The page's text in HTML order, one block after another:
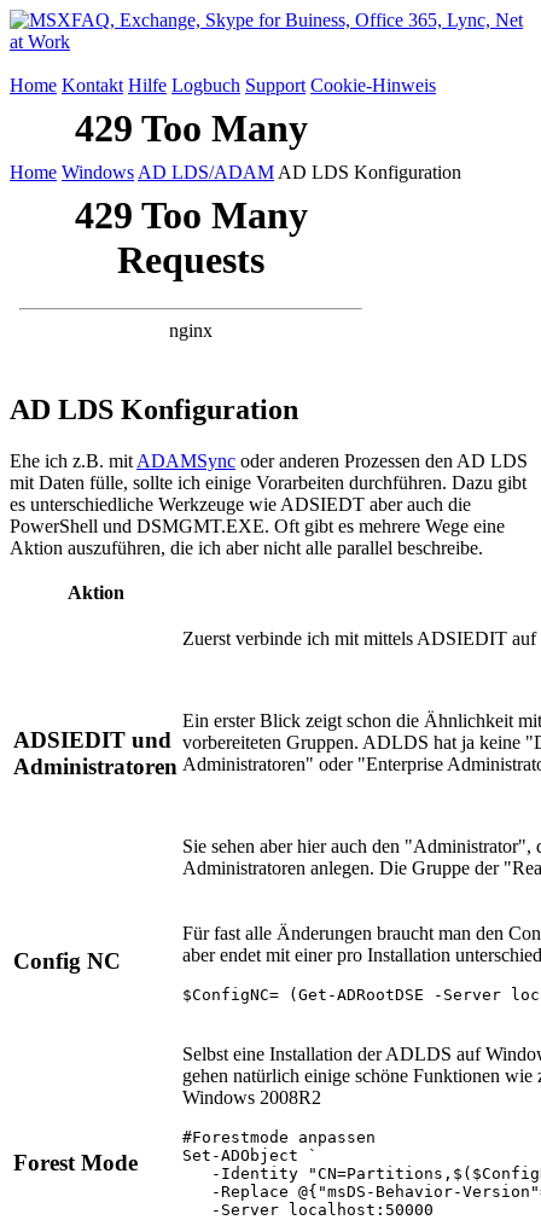
Home Kontakt Hilfe Logbuch Support Cookie-Hinweis
Home Windows AD LDS/ADAM AD LDS Konfiguration
AD LDS Konfiguration
Ehe ich z.B. mit ADAMSync oder anderen Prozessen den AD LDS
mit Daten fülle, sollte ich einige Vorarbeiten durchführen. Dazu gibt
es unterschiedliche Werkzeuge wie ADSIEDT aber auch die
PowerShell und DSMGMT.EXE. Oft gibt es mehrere Wege eine
Aktion auszuführen, die ich aber nicht alle parallel beschreibe.
Aktion
ADSIEDIT und
Administratoren
Zuerst verbinde ich mit mittels ADSIEDIT
Ein erster Blick zeigt schon die Ähnlichkeit
vorbereiteten Gruppen. ADLDS hat ja keine
Administratoren" oder "Enterprise
Sie sehen aber hier auch den
Administratoren anlegen. Die Gruppe der
Config NC
Für fast alle Änderungen braucht man den
aber endet mit einer pro Installation
$ConfigNC= (Get-ADRootDSE -Server
Forest Mode
Selbst eine Installation der ADLDS auf
gehen natürlich einige schöne Funktionen
Windows 2008R2
#Forestmode anpassen
Set-ADObject `
-Identity
-Replace @{"msDS-Behavior-
   -Server localhost:50000